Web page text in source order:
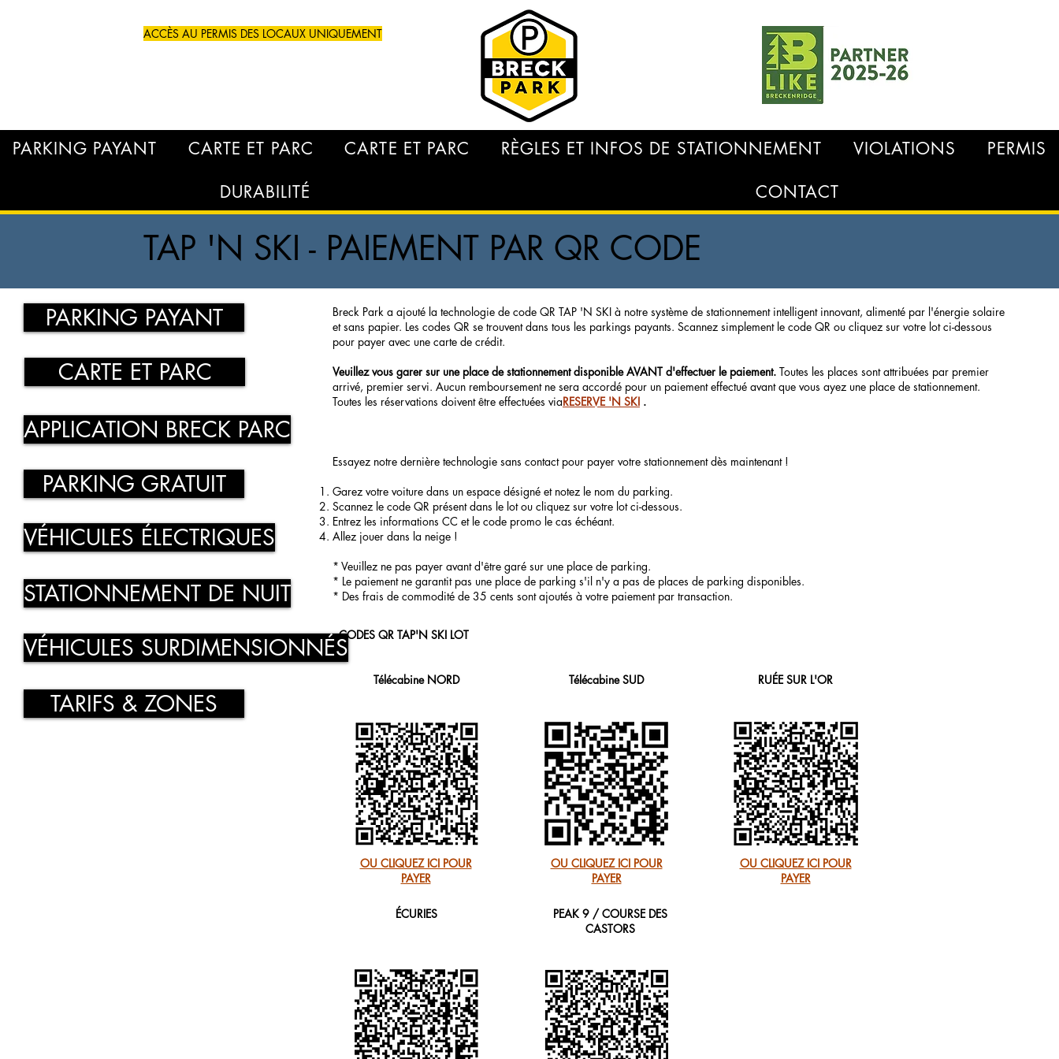
ACCÈS AU PERMIS DES LOCAUX UNIQUEMENT
PARKING PAYANT CARTE ET PARC CARTE ET PARC RÈGLES ET INFOS DE STATIONNEMENT VIOLATIONS PERMIS
DURABILITÉ CONTACT
TAP 'N SKI - PAIEMENT PAR QR CODE
PARKING PAYANT
CARTE ET PARC
APPLICATION BRECK PARC
PARKING GRATUIT
VÉHICULES ÉLECTRIQUES
STATIONNEMENT DE NUIT
VÉHICULES SURDIMENSIONNÉS
TARIFS & ZONES
Breck Park a ajouté la technologie de code QR TAP 'N SKI à notre système de stationnement intelligent innovant, alimenté par l'énergie solaire
et sans papier. Les codes QR se trouvent dans tous les parkings payants. Scannez simplement le code QR ou cliquez sur votre lot ci-dessous
pour payer avec une carte de crédit.
Veuillez vous garer sur une place de stationnement disponible AVANT d'effectuer le paiement. Toutes les places sont attribuées par premier
arrivé, premier servi. Aucun remboursement ne sera accordé pour un paiement effectué avant que vous ayez une place de stationnement.
Toutes les réservations doivent être effectuées viaRESERVE 'N SKI .
Essayez notre dernière technologie sans contact pour payer votre stationnement dès maintenant !
Garez votre voiture dans un espace désigné et notez le nom du parking.
Scannez le code QR présent dans le lot ou cliquez sur votre lot ci-dessous.
Entrez les informations CC et le code promo le cas échéant.
Allez jouer dans la neige !
* Veuillez ne pas payer avant d'être garé sur une place de parking.
* Le paiement ne garantit pas une place de parking s'il n'y a pas de places de parking disponibles.
* Des frais de commodité de 35 cents sont ajoutés à votre paiement par transaction.
CODES QR TAP'N SKI LOT
Télécabine NORD
OU CLIQUEZ ICI POUR
PAYER
ÉCURIES
Télécabine SUD
OU CLIQUEZ ICI POUR
PAYER
RUÉE SUR L'OR
OU CLIQUEZ ICI POUR
PAYER
PEAK 9 / COURSE DES
CASTORS